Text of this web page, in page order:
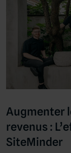
Augmenter
revenus :
SiteMinder